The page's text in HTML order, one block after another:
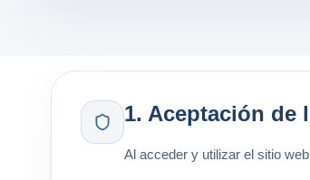
1. Aceptación de
Al acceder y utilizar el sitio